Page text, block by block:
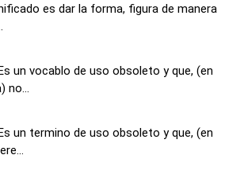
es dar la forma, figura de manera
un vocablo de uso obsoleto y que, (en
no...
un termino de uso obsoleto y que, (en